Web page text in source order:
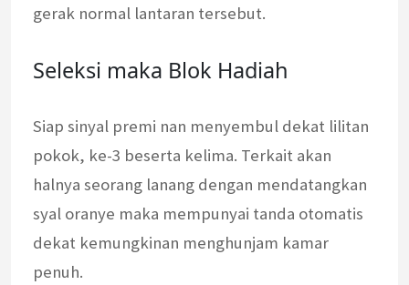
gerak normal lantaran tersebut.
Seleksi maka Blok Hadiah
Siap sinyal premi nan menyembul dekat lilitan
pokok, ke-3 beserta kelima. Terkait akan
halnya seorang lanang dengan mendatangkan
syal oranye maka mempunyai tanda otomatis
dekat kemungkinan menghunjam kamar
penuh.